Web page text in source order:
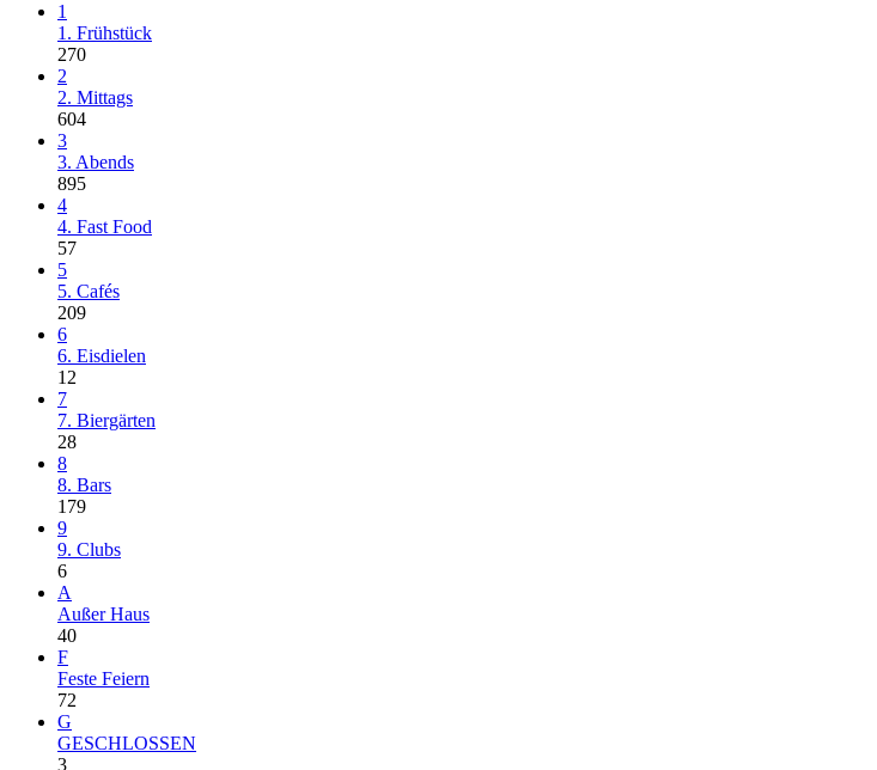
1
1. Frühstück
270
2
2. Mittags
604
3
3. Abends
895
4
4. Fast Food
57
5
5. Cafés
209
6
6. Eisdielen
12
7
7. Biergärten
28
8
8. Bars
179
9
9. Clubs
6
A
Außer Haus
40
F
Feste Feiern
72
G
GESCHLOSSEN
3